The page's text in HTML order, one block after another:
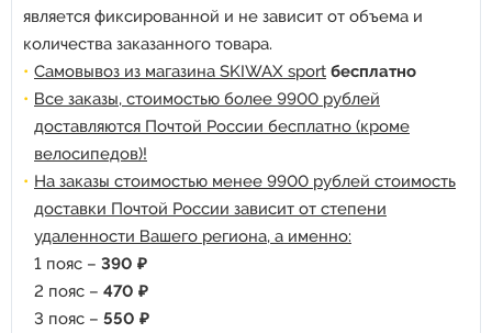
является фиксированной и не зависит от объема и
количества заказанного товара.
Самовывоз из магазина SKIWAX sport бесплатно
Все заказы, стоимостью более 9900 рублей
доставляются Почтой России бесплатно (кроме
велосипедов)!
На заказы стоимостью менее 9900 рублей стоимость
доставки Почтой России зависит от степени
удаленности Вашего региона, а именно:
1 пояс – 390 ₽
2 пояс – 470 ₽
3 пояс – 550 ₽